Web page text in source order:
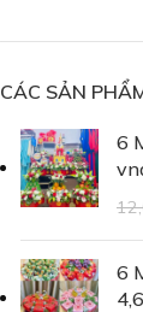
CÁC SẢN
6
6